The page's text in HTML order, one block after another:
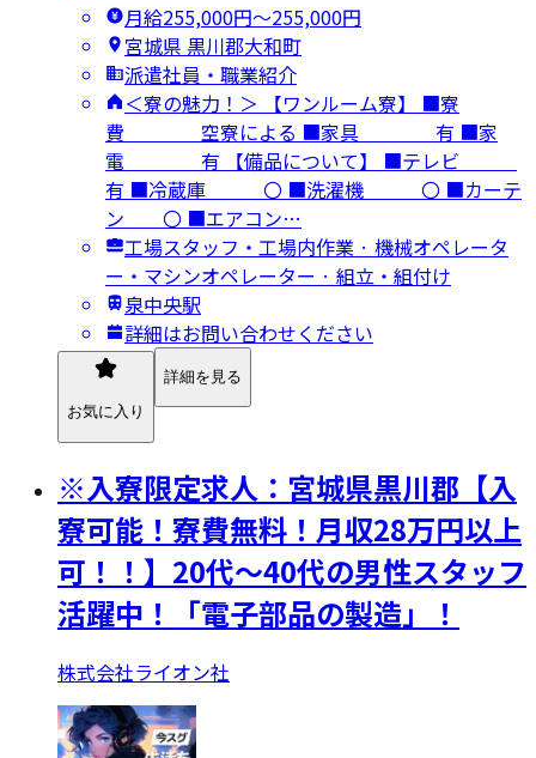
月給255,000円〜255,000円
宮城県 黒川郡大和町
派遣社員・職業紹介
＜寮の魅力！＞ 【ワンルーム寮】 ■寮
費 空寮による ■家具 有 ■家
電 有 【備品について】 ■テレビ
有 ■冷蔵庫 〇 ■洗濯機 〇 ■カーテ
ン 〇 ■エアコン…
工場スタッフ・工場内作業 · 機械オペレータ
ー・マシンオペレーター · 組立・組付け
泉中央駅
詳細はお問い合わせください
お気に入り
詳細を見る
※入寮限定求人：宮城県黒川郡【入
寮可能！寮費無料！月収28万円以上
可！！】20代～40代の男性スタッフ
活躍中！「電子部品の製造」！
株式会社ライオン社